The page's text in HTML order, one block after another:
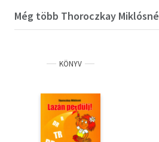
Még több Thoroczkay Miklósné
KÖNYV